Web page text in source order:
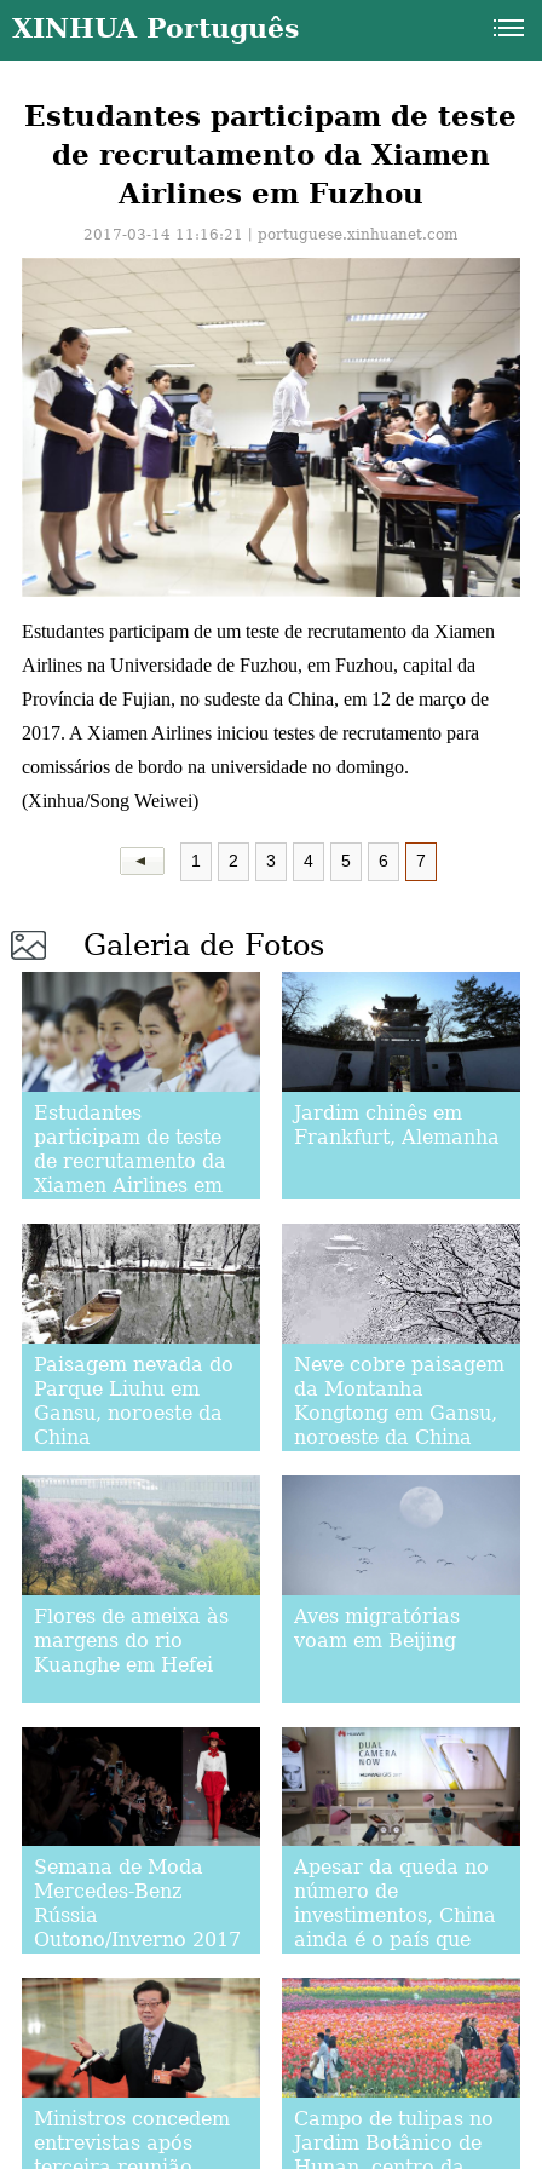
XINHUA Português
Estudantes participam de teste
de recrutamento da Xiamen
Airlines em Fuzhou
2017-03-14 11:16:21丨portuguese.xinhuanet.com
Estudantes participam de um teste de recrutamento da Xiamen
Airlines na Universidade de Fuzhou, em Fuzhou, capital da
Província de Fujian, no sudeste da China, em 12 de março de
2017. A Xiamen Airlines iniciou testes de recrutamento para
comissários de bordo na universidade no domingo.
(Xinhua/Song Weiwei)
1 2 3 4 5 6 7
Galeria de Fotos
Estudantes
participam de teste
de recrutamento da
Xiamen Airlines em
Jardim chinês em
Frankfurt, Alemanha
Paisagem nevada do
Parque Liuhu em
Gansu, noroeste da
China
Neve cobre paisagem
da Montanha
Kongtong em Gansu,
noroeste da China
Flores de ameixa às
margens do rio
Kuanghe em Hefei
Aves migratórias
voam em Beijing
Semana de Moda
Mercedes-Benz
Rússia
Outono/Inverno 2017
Apesar da queda no
número de
investimentos, China
ainda é o país que
Myanmar
Ministros concedem
entrevistas após
Campo de tulipas no
Jardim Botânico de